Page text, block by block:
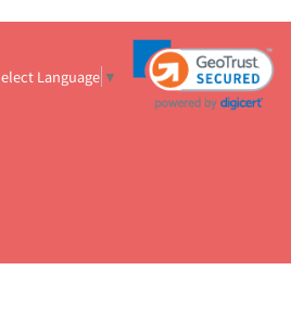
ム お祝い花のマナー総まとめ
職
の正解は？
開店祝いの花 選び方ガイ
門家
CO2排出量削減 / SDGsを考える
Language ▼